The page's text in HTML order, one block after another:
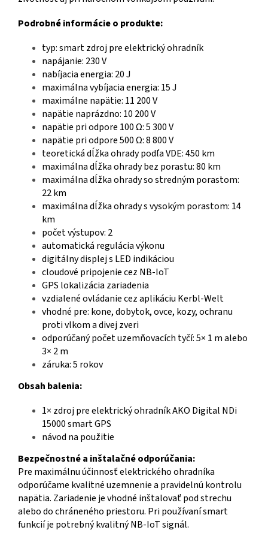
Podrobné informácie o produkte:
typ: smart zdroj pre elektrický ohradník
napájanie: 230 V
nabíjacia energia: 20 J
maximálna vybíjacia energia: 15 J
maximálne napätie: 11 200 V
napätie naprázdno: 10 200 V
napätie pri odpore 100 Ω: 5 300 V
napätie pri odpore 500 Ω: 8 800 V
teoretická dĺžka ohrady podľa VDE: 450 km
maximálna dĺžka ohrady bez porastu: 80 km
maximálna dĺžka ohrady so stredným porastom:
22 km
maximálna dĺžka ohrady s vysokým porastom: 14
km
počet výstupov: 2
automatická regulácia výkonu
digitálny displej s LED indikáciou
cloudové pripojenie cez NB-IoT
GPS lokalizácia zariadenia
vzdialené ovládanie cez aplikáciu Kerbl-Welt
vhodné pre: kone, dobytok, ovce, kozy, ochranu
proti vlkom a divej zveri
odporúčaný počet uzemňovacích tyčí: 5× 1 m alebo
3× 2 m
záruka: 5 rokov
Obsah balenia:
1× zdroj pre elektrický ohradník AKO Digital NDi
15000 smart GPS
návod na použitie
Bezpečnostné a inštalačné odporúčania:
Pre maximálnu účinnosť elektrického ohradníka
odporúčame kvalitné uzemnenie a pravidelnú kontrolu
napätia. Zariadenie je vhodné inštalovať pod strechu
alebo do chráneného priestoru. Pri používaní smart
funkcií je potrebný kvalitný NB-IoT signál.